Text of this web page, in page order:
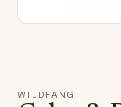
WILDFANG